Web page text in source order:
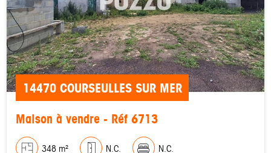
14470 COURSEULLES SUR MER
Maison à vendre - Réf 6713
348 m² N.C. N.C.